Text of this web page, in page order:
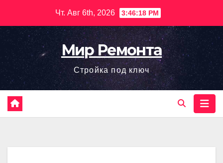
содержимому
Чт. Авг 6th, 2026 3:46:19 PM
Мир Ремонта
Стройка под ключ